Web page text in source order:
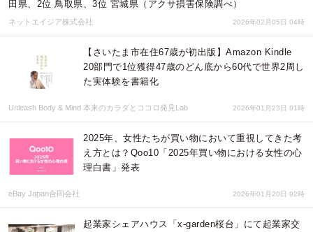
田県、2位 鳥取県、3位 宮城県（アクサ損害保険調べ）
ネットエイジア株式会社 2026年02月05日 04時
【さいたま市在住67歳が初出版】Amazon Kindle
20部門で1位獲得47歳のどん底から60代で世界2周し
た実体験を書籍化
Unleash Body & Mind 本来のカラダとココロ発見Lab 2026年01月23日 01時
2025年、女性たちが買い物において重視してきた考
え方とは？Qoo10「2025年買い物における女性の心
理白書」発表
eBay Japan合同会社 2026年01月20日 02時
起業家シェアハウス「x-garden桜台」にて起業家交